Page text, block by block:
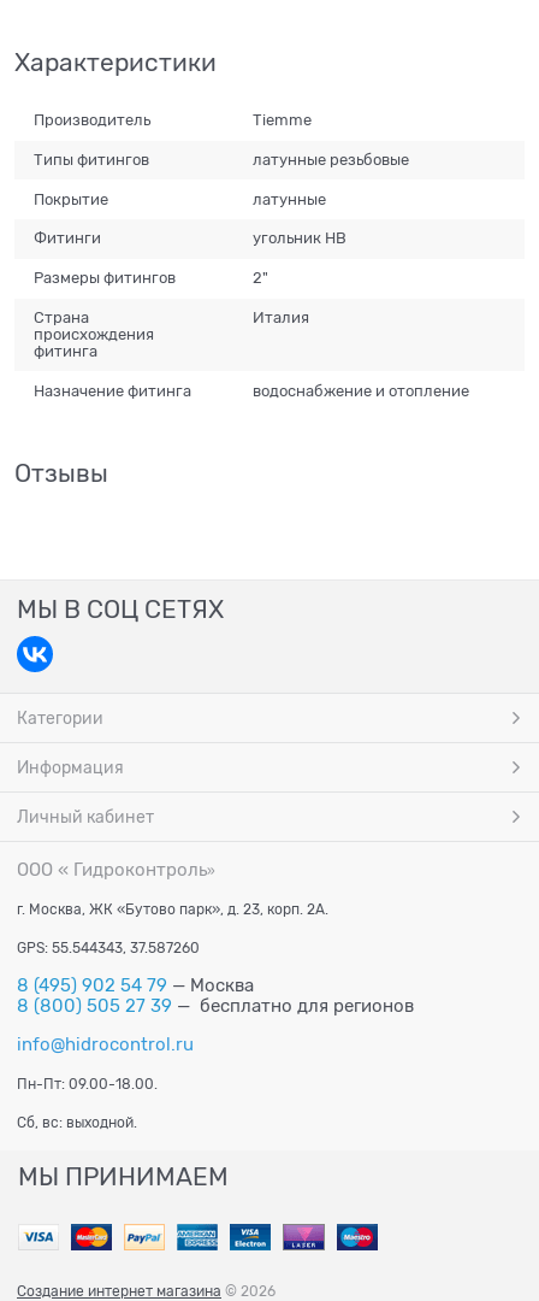
Характеристики
Производитель Tiemme
Типы фитингов латунные резьбовые
Покрытие латунные
Фитинги угольник НВ
Размеры фитингов 2"
Страна
происхождения
фитинга
Италия
Назначение фитинга водоснабжение и отопление
Отзывы
МЫ В СОЦ СЕТЯХ
Категории
Информация
Личный кабинет
ООО « Гидроконтроль»
г. Москва, ЖК «Бутово парк», д. 23, корп. 2А.
GPS: 55.544343, 37.587260
8 (495) 902 54 79 — Москва
8 (800) 505 27 39 — бесплатно для регионов
info@hidrocontrol.ru
Пн-Пт: 09.00-18.00.
Сб, вс: выходной.
МЫ ПРИНИМАЕМ
Создание интернет магазина © 2026